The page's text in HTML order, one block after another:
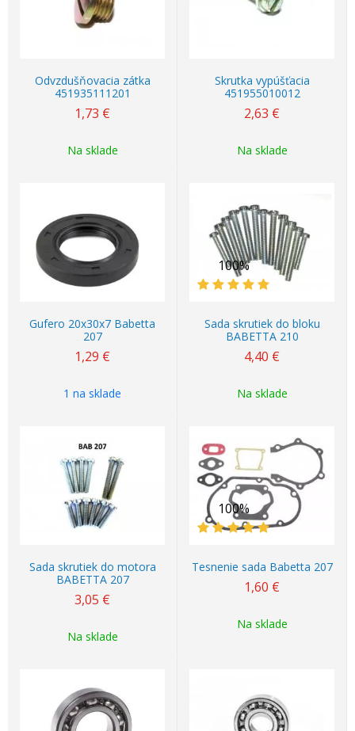
Odvzdušňovacia zátka
451935111201
1,73 €
Na sklade
Skrutka vypúšťacia
451955010012
2,63 €
Na sklade
Gufero 20x30x7 Babetta
207
1,29 €
1 na sklade
100%
Sada skrutiek do bloku
BABETTA 210
4,40 €
Na sklade
Sada skrutiek do motora
BABETTA 207
3,05 €
Na sklade
100%
Tesnenie sada Babetta 207
1,60 €
Na sklade